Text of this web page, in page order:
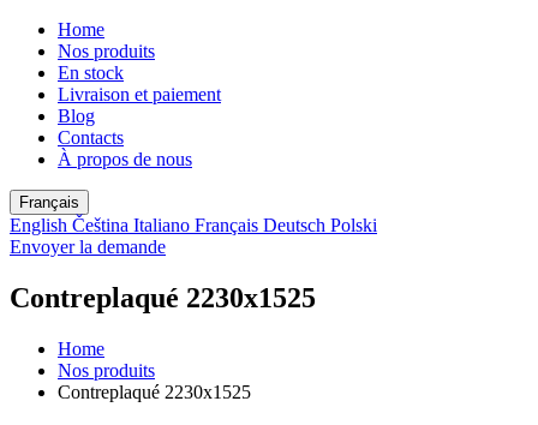
Home
Nos produits
En stock
Livraison et paiement
Blog
Contacts
À propos de nous
Français
English Čeština Italiano Français Deutsch Polski
Envoyer la demande
Contreplaqué 2230х1525
Home
Nos produits
Contreplaqué 2230х1525